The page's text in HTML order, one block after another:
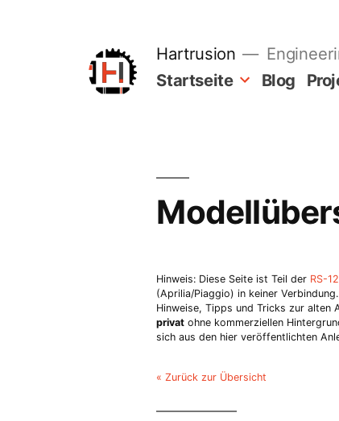
Hartrusion
Startseite
Blog
Hinweis: Diese Seite ist Teil der RS-
(Aprilia/Piaggio) in keiner
Hinweise, Tipps und Tricks zur alten
privat ohne kommerziellen
sich aus den hier veröffentlichten
« Zurück zur Übersicht